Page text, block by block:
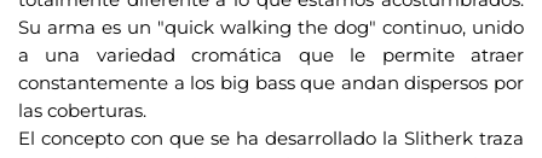
Su arma es un "quick walking the dog" continuo, unido
a una variedad cromática que le permite atraer
constantemente a los big bass que andan dispersos por
las coberturas.
El concepto con que se ha desarrollado la Slitherk traza